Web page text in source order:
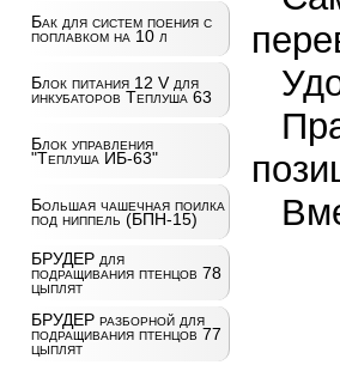
Бак для систем поения с
поплавком на 10 л
Блок питания 12 V для
инкубаторов Теплуша 63
Блок управления
"Теплуша ИБ-63"
Большая чашечная поилка
под ниппель (БПН-15)
БРУДЕР для
подращивания птенцов 78
цыплят
БРУДЕР разборной для
подращивания птенцов 77
цыплят